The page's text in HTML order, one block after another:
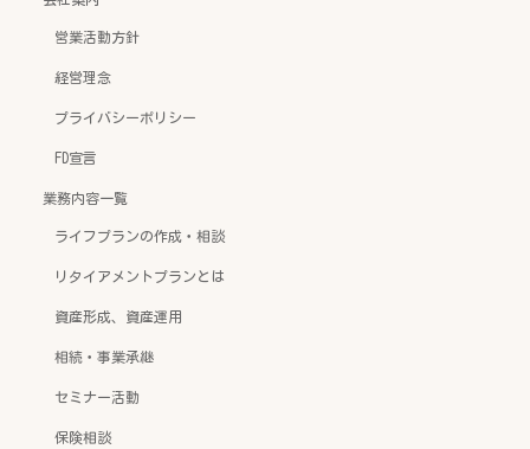
営業活動方針
経営理念
プライバシーポリシー
FD宣言
業務内容一覧
ライフプランの作成・相談
リタイアメントプランとは
資産形成、資産運用
相続・事業承継
セミナー活動
保険相談